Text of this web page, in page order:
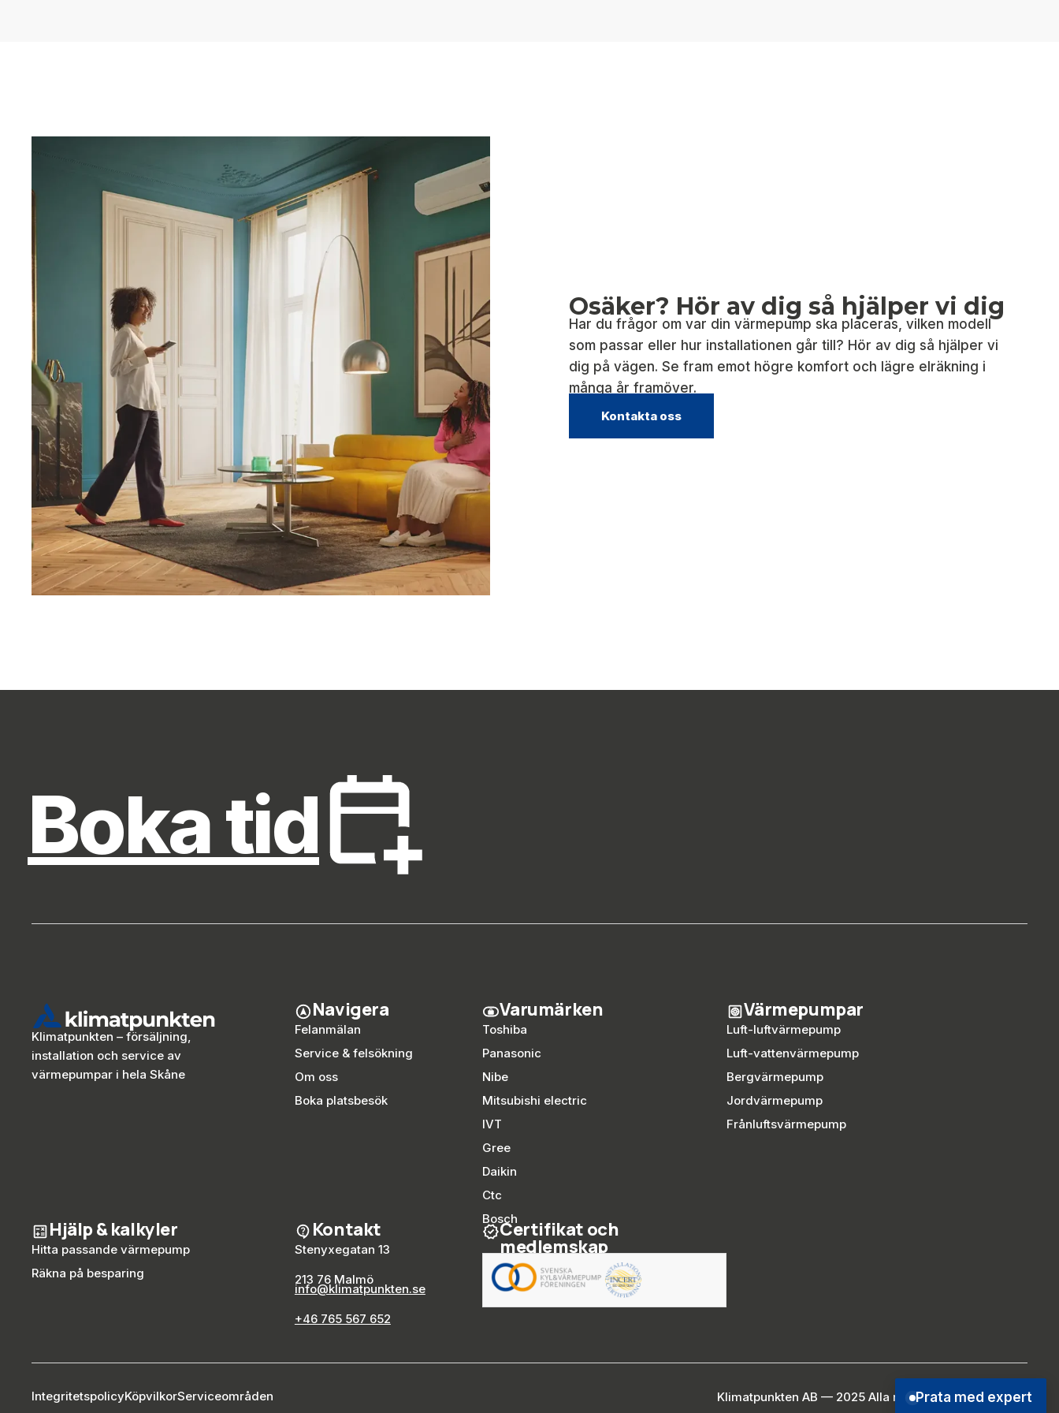
Osäker? Hör av dig så hjälper vi dig
Har du frågor om var din värmepump ska placeras, vilken modell
som passar eller hur installationen går till? Hör av dig så hjälper vi
dig på vägen. Se fram emot högre komfort och lägre elräkning i
många år framöver.
Kontakta oss
Boka tid
Klimatpunkten – försäljning,
installation och service av
värmepumpar i hela Skåne
Navigera
Felanmälan
Service & felsökning
Om oss
Boka platsbesök
Varumärken
Toshiba
Panasonic
Nibe
Mitsubishi electric
IVT
Gree
Daikin
Ctc
Bosch
Värmepumpar
Luft-luftvärmepump
Luft-vattenvärmepump
Bergvärmepump
Jordvärmepump
Frånluftsvärmepump
Hjälp & kalkyler
Hitta passande värmepump
Räkna på besparing
Kontakt
Stenyxegatan 13
213 76 Malmö
info@klimatpunkten.se
+46 765 567 652
Certifikat och
medlemskap
IntegritetspolicyKöpvilkorServiceområden Klimatpunkten AB — 2025 Alla rättigheter reserverade
Prata med expert